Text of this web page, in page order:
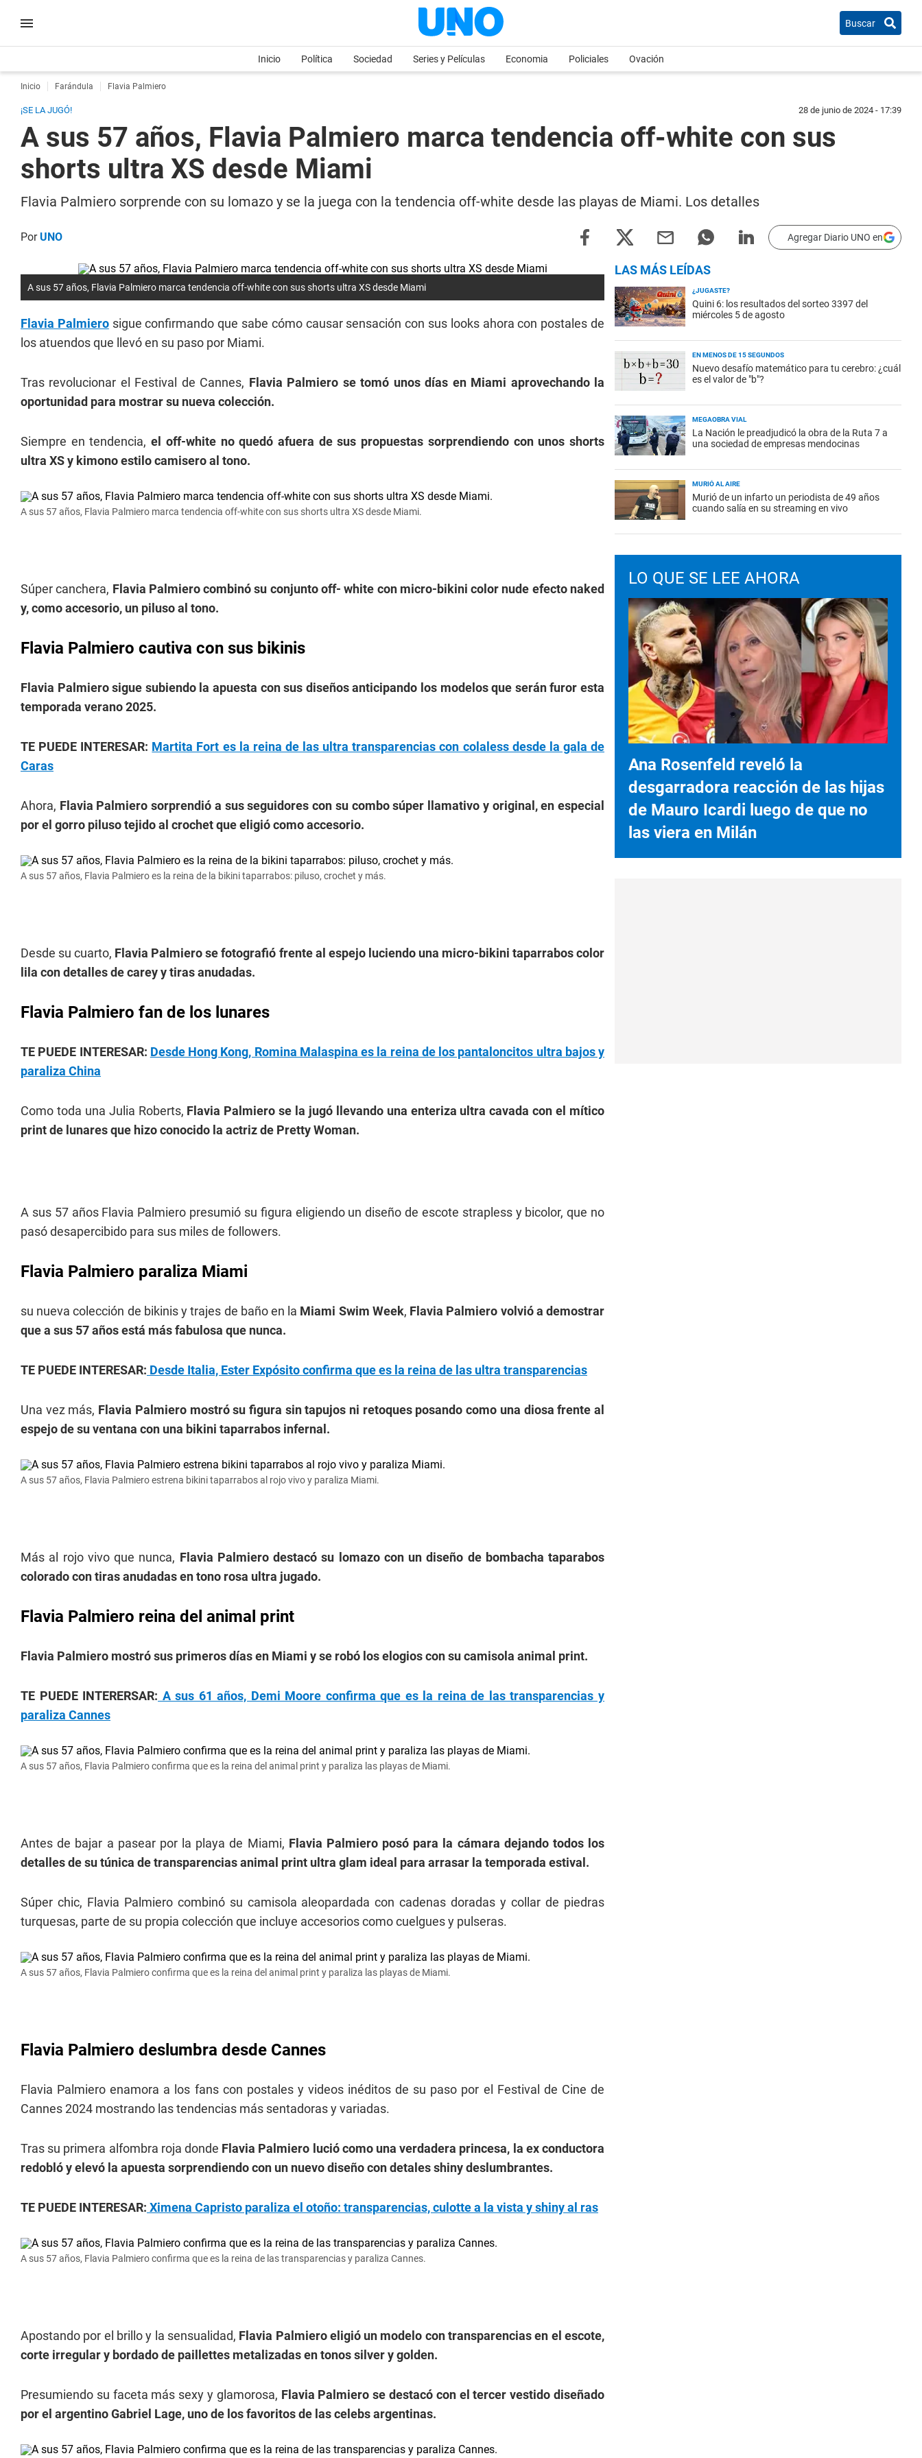
Buscar
Inicio Política Sociedad Series y Películas Economia Policiales Ovación
Inicio Farándula Flavia Palmiero
¡SE LA JUGÓ! 28 de junio de 2024 - 17:39
A sus 57 años, Flavia Palmiero marca tendencia off-white con sus
shorts ultra XS desde Miami
Flavia Palmiero sorprende con su lomazo y se la juega con la tendencia off-white desde las playas de Miami. Los detalles
PorUNO Agregar Diario UNO en
A sus 57 años, Flavia Palmiero marca tendencia off-white con sus shorts ultra XS desde Miami
Flavia Palmierosigue confirmando que sabe cómo causar sensación con sus looks ahora con postales de
los atuendos que llevó en su paso por Miami.
Tras revolucionar el Festival de Cannes, Flavia Palmiero se tomó unos días en Miami aprovechando la
oportunidad para mostrar su nueva colección.
Siempre en tendencia, el off-white no quedó afuera de sus propuestas sorprendiendo con unos shorts
ultra XS y kimono estilo camisero al tono.
A sus 57 años, Flavia Palmiero marca tendencia off-white con sus shorts ultra XS desde Miami.
Súper canchera, Flavia Palmiero combinó su conjunto off- white con micro-bikini color nude efecto naked
y, como accesorio, un piluso al tono.
Flavia Palmiero cautiva con sus bikinis
Flavia Palmiero sigue subiendo la apuesta con sus diseños anticipando los modelos que serán furor esta
temporada verano 2025.
TE PUEDE INTERESAR: Martita Fort es la reina de las ultra transparencias con colaless desde la gala de
Caras
Ahora, Flavia Palmiero sorprendió a sus seguidores con su combo súper llamativo y original, en especial
por el gorro piluso tejido al crochet que eligió como accesorio.
A sus 57 años, Flavia Palmiero es la reina de la bikini taparrabos: piluso, crochet y más.
Desde su cuarto, Flavia Palmiero se fotografió frente al espejo luciendo una micro-bikini taparrabos color
lila con detalles de carey y tiras anudadas.
Flavia Palmiero fan de los lunares
TE PUEDE INTERESAR: Desde Hong Kong, Romina Malaspina es la reina de los pantaloncitos ultra bajos y
paraliza China
Como toda una Julia Roberts, Flavia Palmiero se la jugó llevando una enteriza ultra cavada con el mítico
print de lunares que hizo conocido la actriz de Pretty Woman.
A sus 57 años Flavia Palmiero presumió su figura eligiendo un diseño de escote strapless y bicolor, que no
pasó desapercibido para sus miles de followers.
Flavia Palmiero paraliza Miami
su nueva colección de bikinis y trajes de baño en la Miami Swim Week, Flavia Palmiero volvió a demostrar
que a sus 57 años está más fabulosa que nunca.
TE PUEDE INTERESAR: Desde Italia, Ester Expósito confirma que es la reina de las ultra transparencias
Una vez más, Flavia Palmiero mostró su figura sin tapujos ni retoques posando como una diosa frente al
espejo de su ventana con una bikini taparrabos infernal.
A sus 57 años, Flavia Palmiero estrena bikini taparrabos al rojo vivo y paraliza Miami.
Más al rojo vivo que nunca, Flavia Palmiero destacó su lomazo con un diseño de bombacha taparabos
colorado con tiras anudadas en tono rosa ultra jugado.
Flavia Palmiero reina del animal print
Flavia Palmiero mostró sus primeros días en Miami y se robó los elogios con su camisola animal print.
TE PUEDE INTERERSAR: A sus 61 años, Demi Moore confirma que es la reina de las transparencias y
paraliza Cannes
A sus 57 años, Flavia Palmiero confirma que es la reina del animal print y paraliza las playas de Miami.
Antes de bajar a pasear por la playa de Miami, Flavia Palmiero posó para la cámara dejando todos los
detalles de su túnica de transparencias animal print ultra glam ideal para arrasar la temporada estival.
Súper chic, Flavia Palmiero combinó su camisola aleopardada con cadenas doradas y collar de piedras
turquesas, parte de su propia colección que incluye accesorios como cuelgues y pulseras.
A sus 57 años, Flavia Palmiero confirma que es la reina del animal print y paraliza las playas de Miami.
Flavia Palmiero deslumbra desde Cannes
Flavia Palmiero enamora a los fans con postales y videos inéditos de su paso por el Festival de Cine de
Cannes 2024 mostrando las tendencias más sentadoras y variadas.
Tras su primera alfombra roja donde Flavia Palmiero lució como una verdadera princesa, la ex conductora
redobló y elevó la apuesta sorprendiendo con un nuevo diseño con detales shiny deslumbrantes.
TE PUEDE INTERESAR: Ximena Capristo paraliza el otoño: transparencias, culotte a la vista y shiny al ras
A sus 57 años, Flavia Palmiero confirma que es la reina de las transparencias y paraliza Cannes.
Apostando por el brillo y la sensualidad, Flavia Palmiero eligió un modelo con transparencias en el escote,
corte irregular y bordado de paillettes metalizadas en tonos silver y golden.
Presumiendo su faceta más sexy y glamorosa, Flavia Palmiero se destacó con el tercer vestido diseñado
por el argentino Gabriel Lage, uno de los favoritos de las celebs argentinas.
LAS MÁS LEÍDAS
¿JUGASTE?
Quini 6: los resultados del sorteo 3397 del
miércoles 5 de agosto
EN MENOS DE 15 SEGUNDOS
Nuevo desafío matemático para tu cerebro: ¿cuál
es el valor de "b"?
MEGAOBRA VIAL
La Nación le preadjudicó la obra de la Ruta 7 a
una sociedad de empresas mendocinas
MURIÓ AL AIRE
Murió de un infarto un periodista de 49 años
cuando salía en su streaming en vivo
LO QUE SE LEE AHORA
Ana Rosenfeld reveló la
desgarradora reacción de las hijas
de Mauro Icardi luego de que no
las viera en Milán